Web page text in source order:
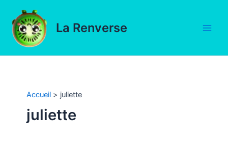
contenu
La Renverse
Accueil juliette
juliette